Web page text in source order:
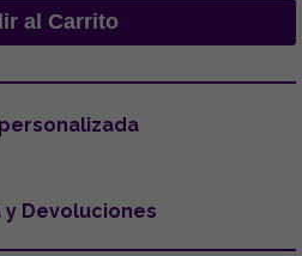
Devoluciones